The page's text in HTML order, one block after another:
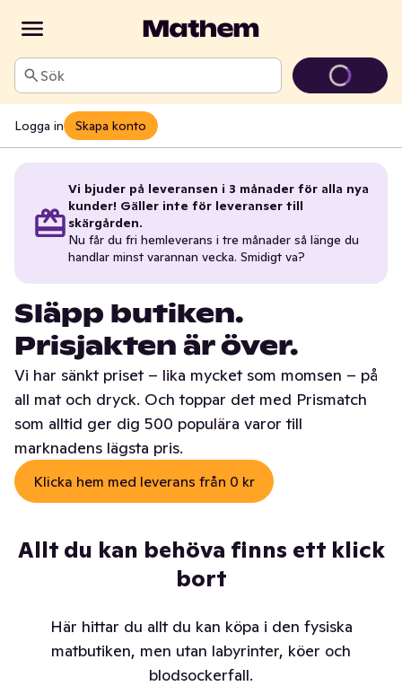
Sök
Logga in Skapa konto
Vi bjuder på leveransen i 3 månader för alla nya
kunder! Gäller inte för leveranser till
skärgården.
Nu får du fri hemleverans i tre månader så länge du
handlar minst varannan vecka. Smidigt va?
Släpp butiken.
Prisjakten är över.
Vi har sänkt priset – lika mycket som momsen – på
all mat och dryck. Och toppar det med Prismatch
som alltid ger dig 500 populära varor till
marknadens lägsta pris.
Klicka hem med leverans från 0 kr
Allt du kan behöva finns ett klick
bort
Här hittar du allt du kan köpa i den fysiska
matbutiken, men utan labyrinter, köer och
blodsockerfall.